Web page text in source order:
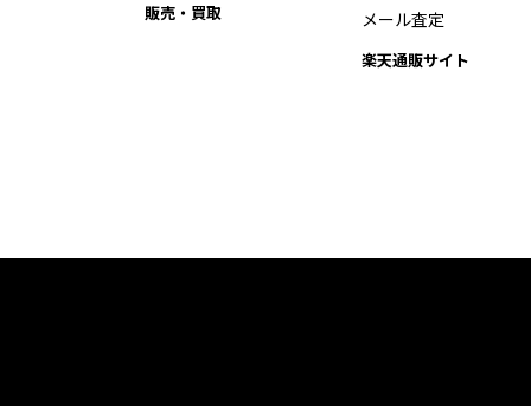
販売・買取
メール査定
楽天通販サイト